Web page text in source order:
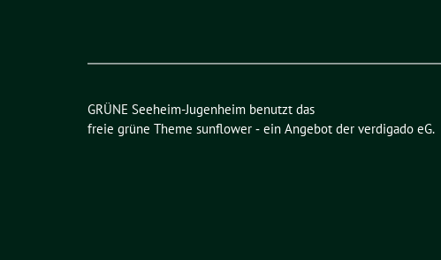
GRÜNE Seeheim-Jugenheim benutzt das
freie grüne Theme sunflower ‐ ein Angebot der verdigado eG.